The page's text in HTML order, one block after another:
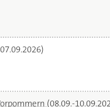
(08.09.-